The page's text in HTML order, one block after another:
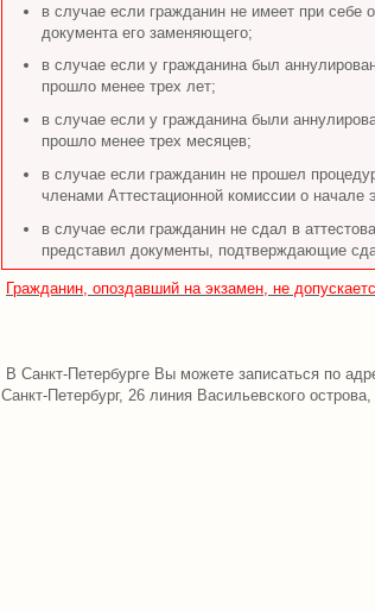
в случае если гражданин не имеет при себе
документа его заменяющего;
в случае если у гражданина был
прошло менее трех лет;
в случае если у гражданина были
прошло менее трех месяцев;
в случае если гражданин не прошел
членами Аттестационной комиссии о начале
в случае если гражданин не сдал в
представил документы, подтверждающие
Гражданин, опоздавший на экзамен, не
В Санкт-Петербурге Вы можете записаться по
Санкт-Петербург, 26 линия Васильевского